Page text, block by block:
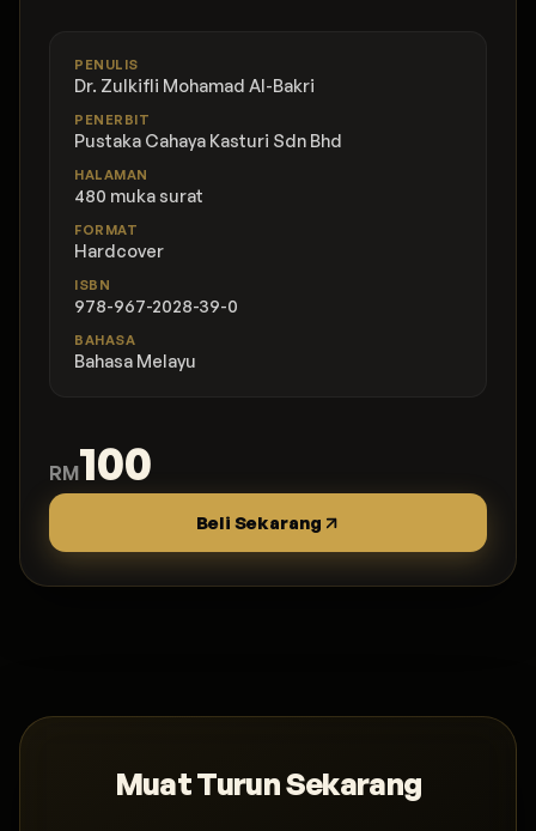
PENULIS
Dr. Zulkifli Mohamad Al-Bakri
PENERBIT
Pustaka Cahaya Kasturi Sdn Bhd
HALAMAN
480 muka surat
FORMAT
Hardcover
ISBN
978-967-2028-39-0
BAHASA
Bahasa Melayu
RM100
Beli Sekarang
Muat Turun Sekarang